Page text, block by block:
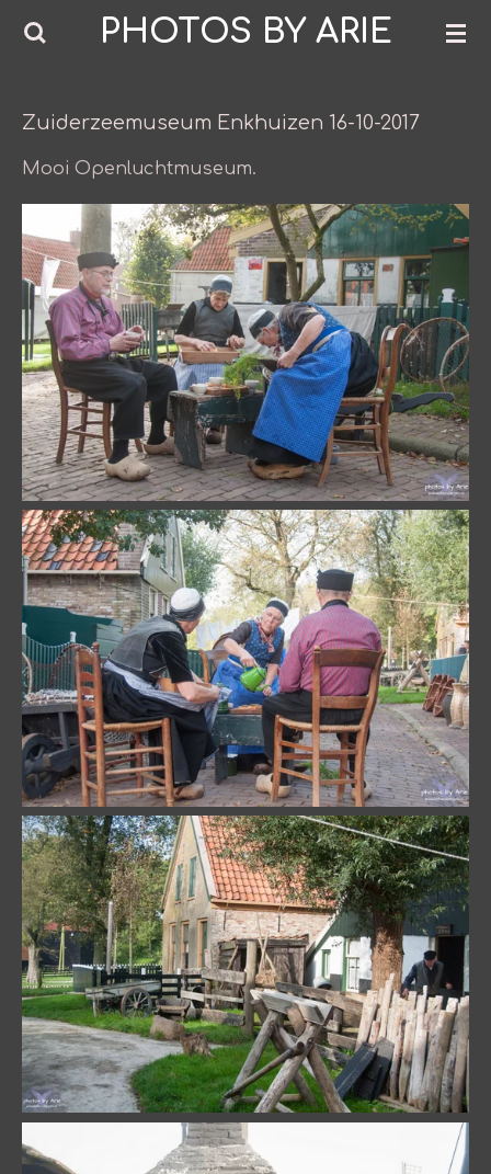
Ga
de
PHOTOS BY ARIE
Zuiderzeemuseum Enkhuizen 16-10-2017
Mooi Openluchtmuseum.